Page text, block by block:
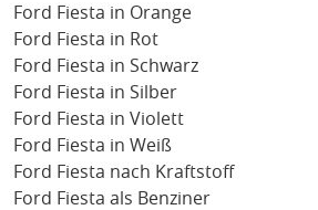
Ford Fiesta in Orange
Ford Fiesta in Rot
Ford Fiesta in Schwarz
Ford Fiesta in Silber
Ford Fiesta in Violett
Ford Fiesta in Weiß
Ford Fiesta nach Kraftstoff
Ford Fiesta als Benziner